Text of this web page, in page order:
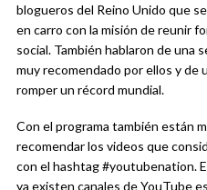
blogueros del Reino Unido que
en carro con la misión de reunir
social. También hablaron de una
muy recomendado por ellos y
romper un récord mundial.
Con el programa también están
recomendar los videos que
con el hashtag #youtubenation.
ya existen canales de YouTube